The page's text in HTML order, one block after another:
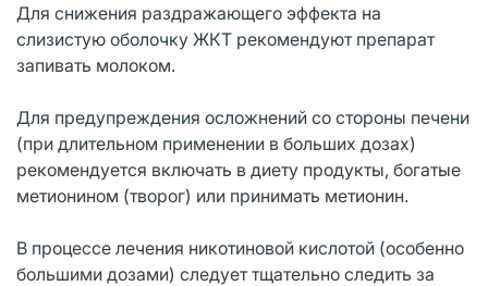
Для снижения раздражающего эффекта на
слизистую оболочку ЖКТ рекомендуют препарат
запивать молоком.
Для предупреждения осложнений со стороны печени
(при длительном применении в больших дозах)
рекомендуется включать в диету продукты, богатые
метионином (творог) или принимать метионин.
В процессе лечения никотиновой кислотой (особенно
большими дозами) следует тщательно следить за